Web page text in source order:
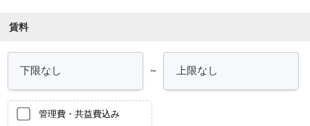
賃料
～
管理費・共益費込み